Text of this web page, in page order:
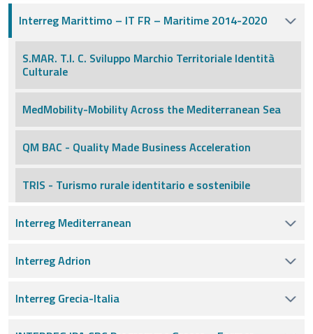
Interreg Marittimo – IT FR – Maritime 2014-2020
S.MAR. T.I. C. Sviluppo Marchio Territoriale Identità
Culturale
MedMobility-Mobility Across the Mediterranean Sea
QM BAC - Quality Made Business Acceleration
TRIS - Turismo rurale identitario e sostenibile
Interreg Mediterranean
Interreg Adrion
Interreg Grecia-Italia